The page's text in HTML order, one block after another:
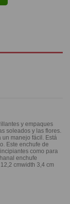
y empaques
soleados y las flores.
manejo fácil. Está
Este enchufe de
como para
enchufe
cmwidth 3,4 cm